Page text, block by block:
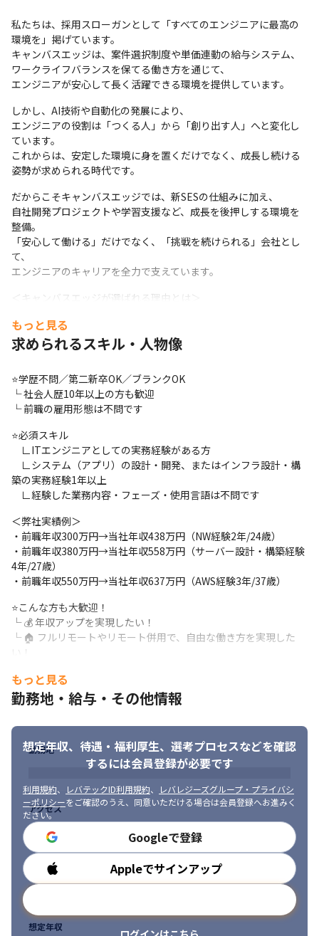
私たちは、採用スローガンとして「すべてのエンジニアに最高の
環境を」掲げています。
キャンバスエッジは、案件選択制度や単価連動の給与システム、
ワークライフバランスを保てる働き方を通じて、
エンジニアが安心して長く活躍できる環境を提供しています。
しかし、AI技術や自動化の発展により、
エンジニアの役割は「つくる人」から「創り出す人」へと変化し
ています。
これからは、安定した環境に身を置くだけでなく、成長し続ける
姿勢が求められる時代です。
だからこそキャンバスエッジでは、新SESの仕組みに加え、
自社開発プロジェクトや学習支援など、成長を後押しする環境を
整備。
「安心して働ける」だけでなく、「挑戦を続けられる」会社とし
て、
エンジニアのキャリアを全力で支えています。
＜キャンバスエッジが選ばれる理由とは＞
✅理由その１：大満足の還元率・納得の給与制度
単価が収入に直結する給与制度を採用しており、努力や成果がダ
イレクトに収入へ反映されます！
⭐案件単価全開示＆還元率は最大95％
└ 還元率は業界最高クラス水準！
└ 待機保障制度、給与保障制度（単価が下がっても給与は下がら
└ 現場パフォーマンス、資格取得実績によって、還元率UP＝年収
UP！
✅理由その２：案件選択制で、様々なキャリアが描ける！
案件を選択することで、成長と報酬がリンクする環境を提供しま
⭐豊富な案件から自由に選択可能
└ 取引社数は1500社以上！
└希望の案件をメインにご紹介！
└ 体制参画多数
└ 最新技術習得可能
⭐PM/テックリードを目指せる環境
└ PM/テックリードを輩出する再現性の高い環境を整備
✅理由その３：ワークライフバランスが整えやすい！
る環境です！
└ 月平均残業時間8.9h
└ 定着率直近1年95％以上
└ リモート利用9割（出社ハイブリッド含む）
└ 男女比：男性7割／女性3割
└ 産休育休取得率100%（男女）
└ 年間休日131日以上 ＋ 有給休暇
└ 夏季休暇／冬季休暇／バースデイ休暇／各種特別休暇完備
✅理由その４：「Cmindグループ」の安定した経営基盤！
14期連続増収・昨対比170%成長のグループだからこそ、選択肢
もっと見る
求められるスキル・人物像
⭐学歴不問／第二新卒OK／ブランクOK
└ 社会人歴10年以上の方も歓迎
└ 前職の雇用形態は不問です
⭐必須スキル
∟ITエンジニアとしての実務経験がある方
∟システム（アプリ）の設計・開発、またはインフラ設計・構
築の実務経験1年以上
∟経験した業務内容・フェーズ・使用言語は不問です
＜弊社実績例＞
・前職年収300万円→当社年収438万円（NW経験2年/24歳）
・前職年収380万円→当社年収558万円（サーバー設計・構築経験
4年/27歳）
・前職年収550万円→当社年収637万円（AWS経験3年/37歳）
⭐こんな方も大歓迎！
└ 💰 年収アップを実現したい！
└ 🏠 フルリモートやリモート併用で、自由な働き方を実現した
い！
└ 🕒 学習時間を確保しつつ、プライベートや家族との時間も大切
にしたい！
└ 🎯 PL/PMに挑戦したい！
└ 🤖 自社サービス・AIソリューション事業に挑戦したい！
もっと見る
勤務地・給与・その他情報
想定年収、待遇・福利厚生、 選考プロセスなどを確認
するには会員登録が必要です
利用規約、 レバテックID利用規約、
レバレジーズグループ・プライバシ
ーポリシーをご確認のうえ、同意いただける場合は会員登録へお進みく
ださい。
Googleで登録
Appleでサインアップ
勤務地
アクセス
勤務時間
想定年収